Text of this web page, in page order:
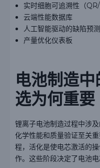
实时细胞可追溯性（QR/
云端性能数据库
人工智能驱动的缺陷预
产量优化仪表板
电池制造
选为何重要
锂离子电池制造过程中涉
化学性能和质量验证至关
程，活化是使电芯激活的
作。这些阶段决定了电池